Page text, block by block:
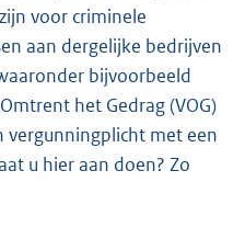
voor criminele
aan dergelijke bedrijven
bijvoorbeeld
het Gedrag (VOG)
vergunningplicht met een
u hier aan doen? Zo